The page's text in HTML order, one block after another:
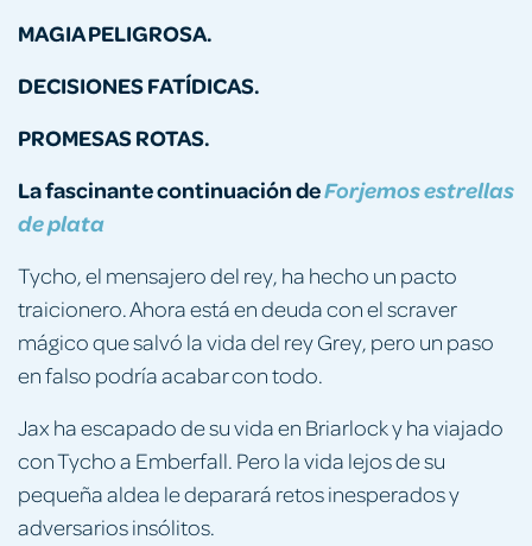
MAGIA PELIGROSA.
DECISIONES FATÍDICAS.
PROMESAS ROTAS.
La fascinante continuación deForjemos estrellas
de plata
Tycho, el mensajero del rey, ha hecho un pacto
traicionero. Ahora está en deuda con el scraver
mágico que salvó la vida del rey Grey, pero un paso
en falso podría acabar con todo.
Jax ha escapado de su vida en Briarlock y ha viajado
con Tycho a Emberfall. Pero la vida lejos de su
pequeña aldea le deparará retos inesperados y
adversarios insólitos.